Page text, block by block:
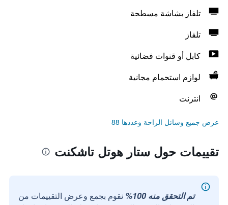
تلفاز بشاشة مسطحة
تلفاز
كابل أو قنوات فضائية
لوازم استحمام مجانية
انترنت
عرض جميع وسائل الراحة وعددها 88
تقييمات حول ستار هوتل تاشكنت
تم التحقق منه 100%
نقوم بجمع وعرض التقييمات من